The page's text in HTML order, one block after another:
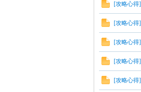
[攻略心得]
[攻略心得]
[攻略心得]
[攻略心得]
[攻略心得]